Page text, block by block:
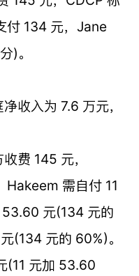
付 134 元，Jane
)。
收入为 7.6 万元，
费 145 元，
Hakeem 需自付 11
元(134 元的
(134 元的 60%)。
(11 元加 53.60